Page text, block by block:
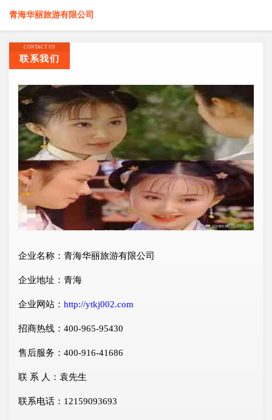
青海华丽旅游有限公司
CONTACT US
联系我们
企业名称：青海华丽旅游有限公司
企业地址：青海
企业网站： http://ytkj002.com
招商热线：400-965-95430
售后服务：400-916-41686
联 系 人：袁先生
联系电话：12159093693